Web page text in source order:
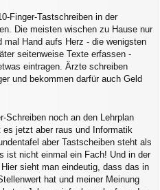
Finger-Tastschreiben in der
Die meisten wischen zu Hause nur
mal Hand aufs Herz - die wenigsten
seitenweise Texte erfassen -
eintragen. Ärzte schreiben
und bekommen darfür auch Geld
Schreiben noch an den Lehrplan
jetzt aber raus und Informatik
aber Tastscheiben steht als
ist nicht einmal ein Fach! Und in der
sieht man eindeutig, dass das in
hat und meiner Meinung